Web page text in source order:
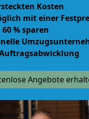
Kosten
mit einer
% sparen
Angebote